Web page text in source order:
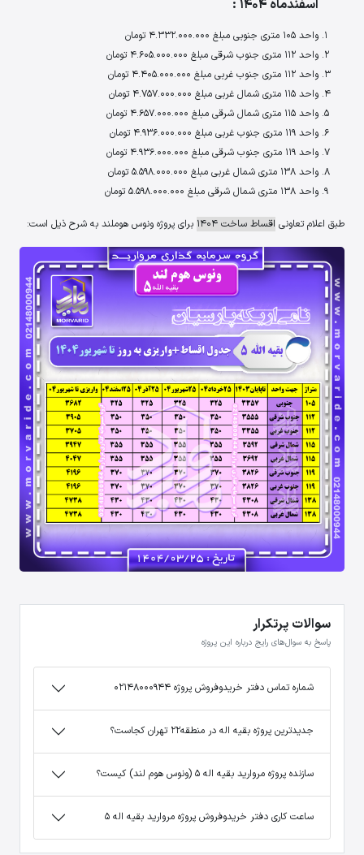
اسفندماه 1404 :
واحد 105 متری جنوبی مبلغ 4.332.000.000 تومان
واحد 112 متری جنوب شرقی مبلغ 4.605.000.000 تومان
واحد 112 متری جنوب غربی مبلغ 4.405.000.000 تومان
واحد 115 متری شمال غربی مبلغ 4.757.000.000 تومان
واحد 115 متری شمال شرقی مبلغ 4.657.000.000 تومان
واحد 119 متری جنوب غربی مبلغ 4.936.000.000 تومان
واحد 119 متری جنوب شرقی مبلغ 4.936.000.000 تومان
واحد 138 متری شمال غربی مبلغ 5.598.000.000 تومان
واحد 138 متری شمال شرقی مبلغ 5.598.000.000 تومان
طبق اعلام تعاونی اقساط ساخت 1404 برای پروژه ونوس هوملند به شرح ذیل است:
سوالات پرتکرار
پاسخ به سوال‌های رایج درباره این پروژه
شماره تماس دفتر خریدوفروش پروژه 02148000944
جدیدترین پروژه بقیه اله در منطقه22 تهران کجاست؟
سازنده پروژه مروارید بقیه اله 5 (ونوس هوم لند) کیست؟
ساعت کاری دفتر خریدوفروش پروژه مروارید بقیه اله 5